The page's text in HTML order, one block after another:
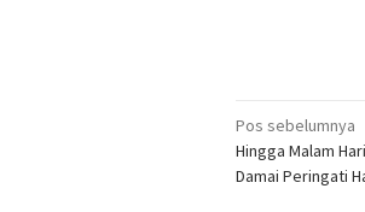
Navigasi
pos
Pos sebelumnya
Hingga Malam
Damai Peringati